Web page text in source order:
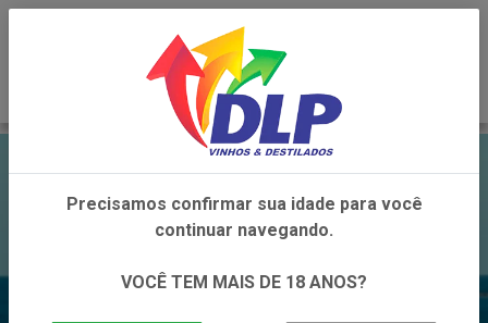
Precisamos confirmar sua idade para você
continuar navegando.
VOCÊ TEM MAIS DE 18 ANOS?